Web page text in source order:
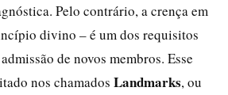
Pelo contrário, a crença em
divino – é um dos requisitos
de novos membros. Esse
nos chamados Landmarks, ou